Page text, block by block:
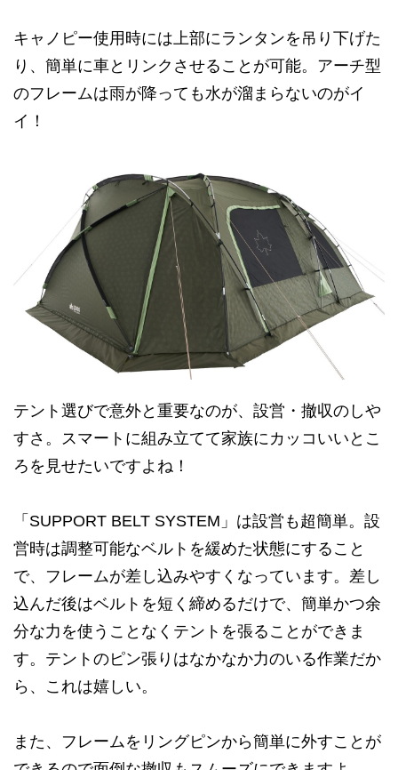
キャノピー使用時には上部にランタンを吊り下げた
り、簡単に車とリンクさせることが可能。アーチ型
のフレームは雨が降っても水が溜まらないのがイ
イ！
テント選びで意外と重要なのが、設営・撤収のしや
すさ。スマートに組み立てて家族にカッコいいとこ
ろを見せたいですよね！
「SUPPORT BELT SYSTEM」は設営も超簡単。設
営時は調整可能なベルトを緩めた状態にすること
で、フレームが差し込みやすくなっています。差し
込んだ後はベルトを短く締めるだけで、簡単かつ余
分な力を使うことなくテントを張ることができま
す。テントのピン張りはなかなか力のいる作業だか
ら、これは嬉しい。
また、フレームをリングピンから簡単に外すことが